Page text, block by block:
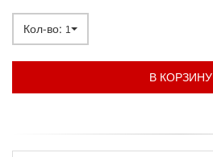
Кол-во: 1
В КОРЗИНУ